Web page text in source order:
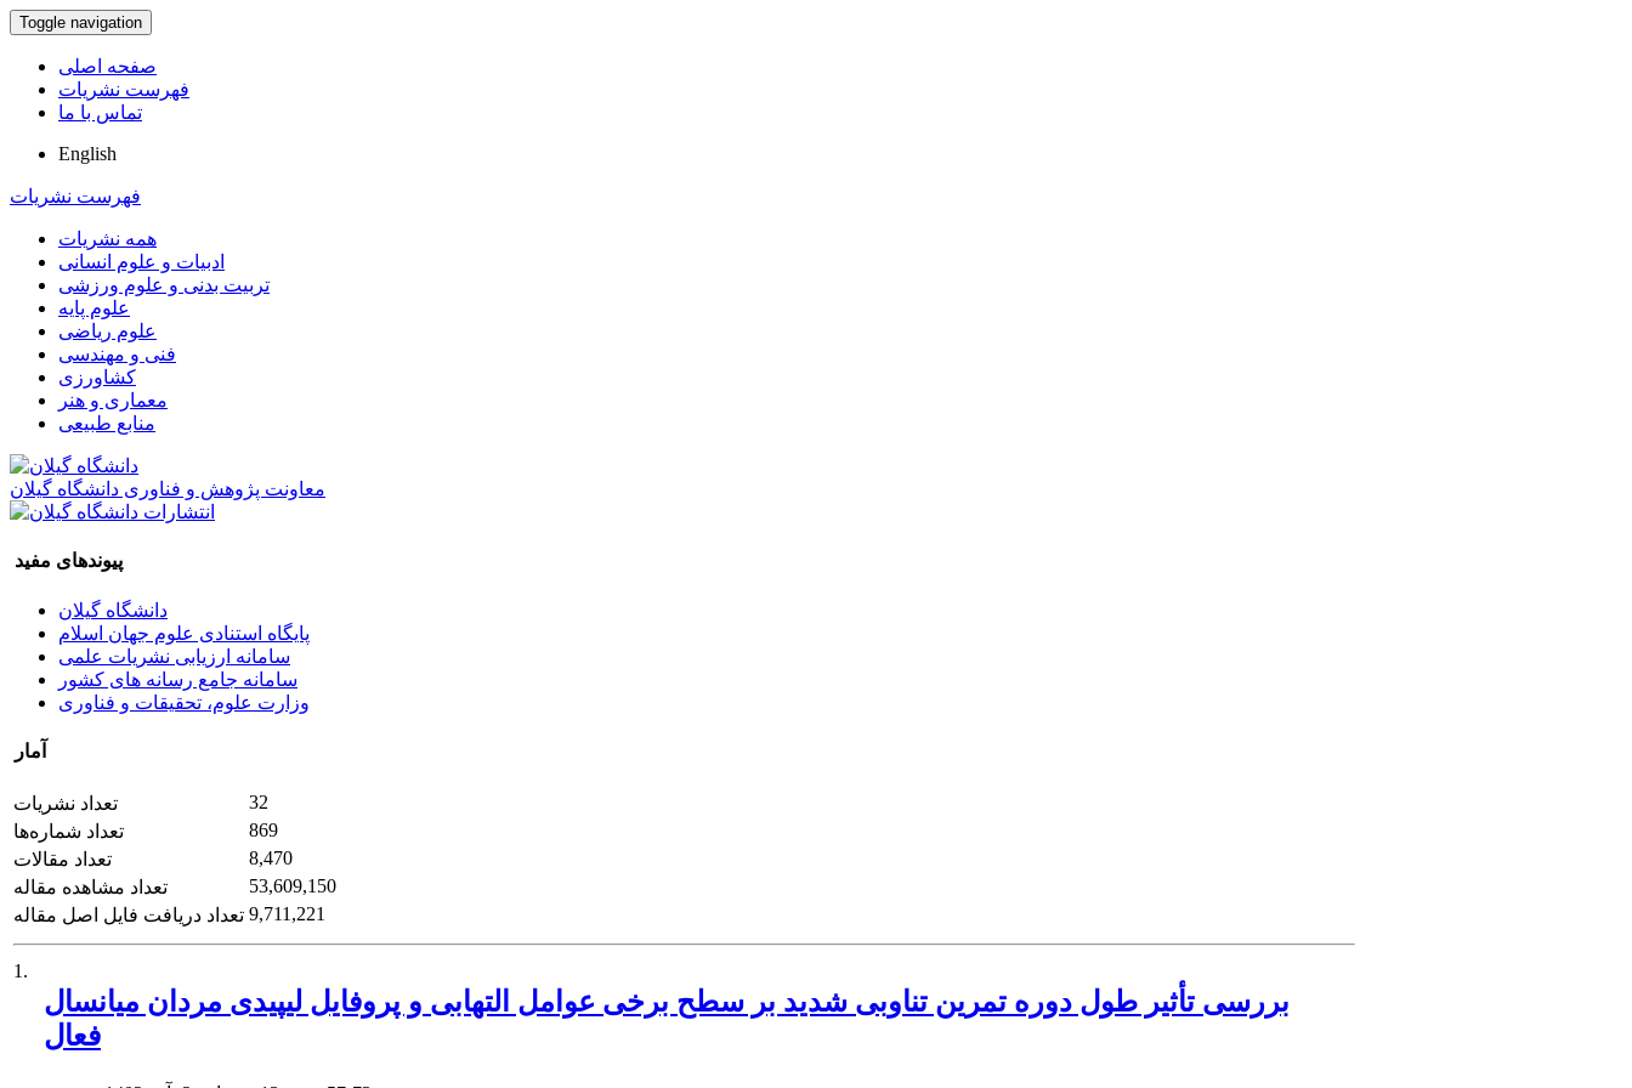
Toggle navigation
صفحه اصلی
فهرست نشریات
تماس با ما
English
فهرست نشریات
همه نشریات
ادبیات و علوم انسانی
تربیت بدنی و علوم ورزشی
علوم پایه
علوم ریاضی
فنی و مهندسی
کشاورزی
معماری و هنر
منابع طبیعی
معاونت پژوهش و فناوری دانشگاه گیلان
پیوندهای مفید
دانشگاه گیلان
پایگاه استنادی علوم جهان اسلام
سامانه ارزیابی نشریات علمی
سامانه جامع رسانه های کشور
وزارت علوم، تحقیقات و فناوری
آمار
تعداد نشریات
32
تعداد شماره‌ها
869
تعداد مقالات
8,470
تعداد مشاهده مقاله
53,609,150
تعداد دریافت فایل اصل مقاله 9,711,221
1.
بررسی تأثیر طول دوره تمرین تناوبی شدید بر سطح برخی عوامل التهابی و پروفایل لیپیدی مردان میانسال
فعال